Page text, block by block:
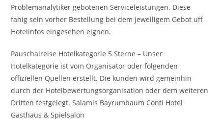
Problemanalytiker gebotenen Serviceleistungen. Diese
fahig sein vorher Bestellung bei dem jeweiligem Gebot uff
Hotelinfos eingesehen eignen.
Pauschalreise Hotelkategorie 5 Sterne – Unser
Hotelkategorie ist vom Organisator oder folgenden
offiziellen Quellen erstellt. Die kunden wird gemeinhin
durch der Hotelbewertungsorganisation oder dem weiteren
Dritten festgelegt. Salamis Bayrumbaum Conti Hotel
Gasthaus & Spielsalon